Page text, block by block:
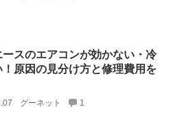
ースのエアコンが効かない・冷
！原因の見分け方と修理費用を
グーネット 1